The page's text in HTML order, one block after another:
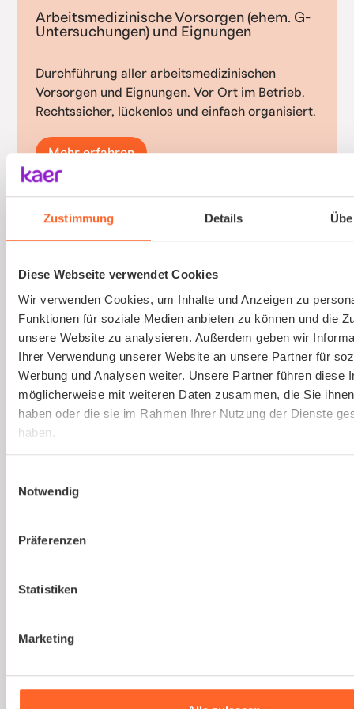
Zustimmung Details
Diese Webseite verwendet Cookies
Wir verwenden Cookies, um Inhalte und Anzeigen zu
Funktionen für soziale Medien anbieten zu können und die
unsere Website zu analysieren. Außerdem geben wir
Ihrer Verwendung unserer Website an unsere Partner für
Werbung und Analysen weiter. Unsere Partner führen diese
möglicherweise mit weiteren Daten zusammen, die Sie
haben oder die sie im Rahmen Ihrer Nutzung der Dienste
haben.
Notwendig
Präferenzen
Statistiken
Marketing
Arbeitsmedizinische Vorsorgen (ehem. G-
Untersuchungen) und Eignungen
Durchführung aller arbeitsmedizinischen
Vorsorgen und Eignungen. Vor Ort im Betrieb.
Rechtssicher, lückenlos und einfach organisiert.
Mehr erfahren
Psychische Belastungen am Arbeitsplatz mit
validierten Verfahren und einfacher
Durchführung erfassen.
Gesetzlich vorgeschriebene
Gefährdungsbeurteilung einfach erstellen
lassen.
Mehr erfahren
Du bist noch unsicher, ob
für euer Unternehmen